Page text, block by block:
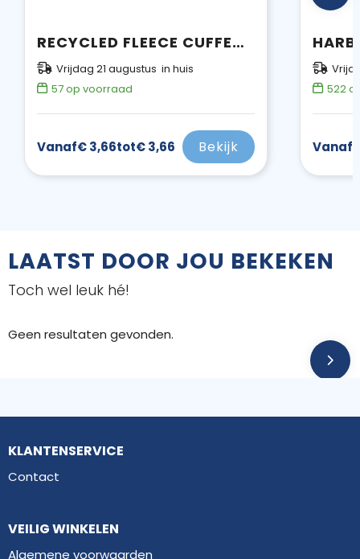
RECYCLED FLEECE CUFFED BEANIE
Vrijdag 21 augustus in huis
57op voorraad
Vanaf€ 3,66tot€ 3,66 Bekijk
522
Vanaf
LAATST DOOR JOU BEKEKEN
Toch wel leuk hé!
Geen resultaten gevonden.
KLANTENSERVICE
Contact
VEILIG WINKELEN
Algemene voorwaarden